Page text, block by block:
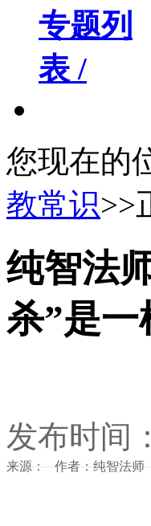
专题列
表 /
您现在的
教常识>>
纯智法
杀”是一
发布时间
来源： 作者：纯智法师